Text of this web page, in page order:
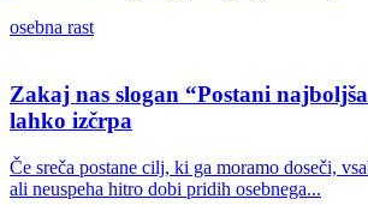
osebna rast
Zakaj nas slogan “Postani
lahko izčrpa
Če sreča postane cilj, ki ga moramo doseči,
ali neuspeha hitro dobi pridih osebnega...